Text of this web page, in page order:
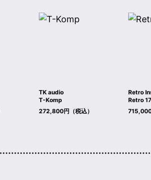
TK audio
T-Komp
272,800円（税込）
Retro
Retro
715,000